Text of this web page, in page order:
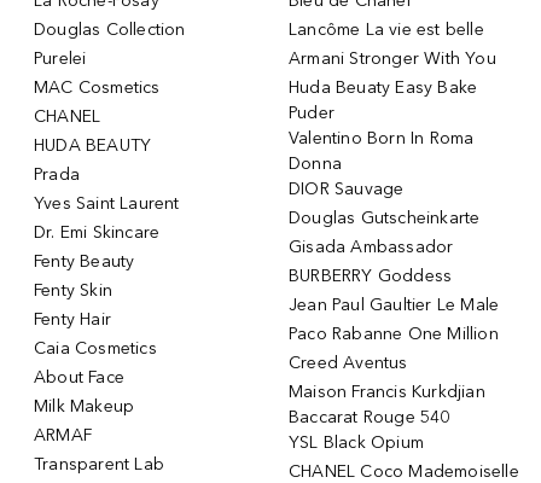
Douglas Collection
Purelei
MAC Cosmetics
CHANEL
HUDA BEAUTY
Prada
Yves Saint Laurent
Dr. Emi Skincare
Fenty Beauty
Fenty Skin
Fenty Hair
Caia Cosmetics
About Face
Milk Makeup
ARMAF
Transparent Lab
Lancôme La vie est belle
Armani Stronger With You
Huda Beuaty Easy Bake
Puder
Valentino Born In Roma
Donna
DIOR Sauvage
Douglas Gutscheinkarte
Gisada Ambassador
BURBERRY Goddess
Jean Paul Gaultier Le Male
Paco Rabanne One Million
Creed Aventus
Maison Francis Kurkdjian
Baccarat Rouge 540
YSL Black Opium
CHANEL Coco Mademoiselle